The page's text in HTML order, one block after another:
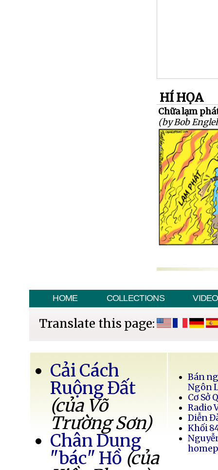
HÍ HỌA
Chữa lạm
(by Bob
HOME COLLECTIONS VIDEO
Translate this page:
Cải Cách
Ruộng Đất
(của Võ
Trường Sơn)
Chân Dung
"bác" Hồ (của
Bán
Ngôn
Cơ Sở
Radio
Diễn
Khối